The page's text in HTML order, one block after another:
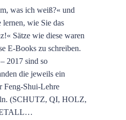
was ich weiß?« und
wie Sie das
Sätze wie diese waren
E-Books zu schreiben.
2017 sind so
die jeweils ein
Feng-Shui-Lehre
(SCHUTZ, QI, HOLZ,